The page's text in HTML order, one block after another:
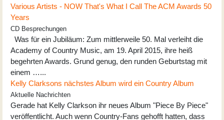
Various Artists - NOW That's What I Call The ACM Awards 50
Years
CD Besprechungen
Was für ein Jubiläum: Zum mittlerweile 50. Mal verleiht die
Academy of Country Music, am 19. April 2015, ihre heiß
begehrten Awards. Grund genug, den runden Geburtstag mit
einem …...
Kelly Clarksons nächstes Album wird ein Country Album
Aktuelle Nachrichten
Gerade hat Kelly Clarkson ihr neues Album "Piece By Piece"
veröffentlicht. Auch wenn Country-Fans gehofft hatten, dass